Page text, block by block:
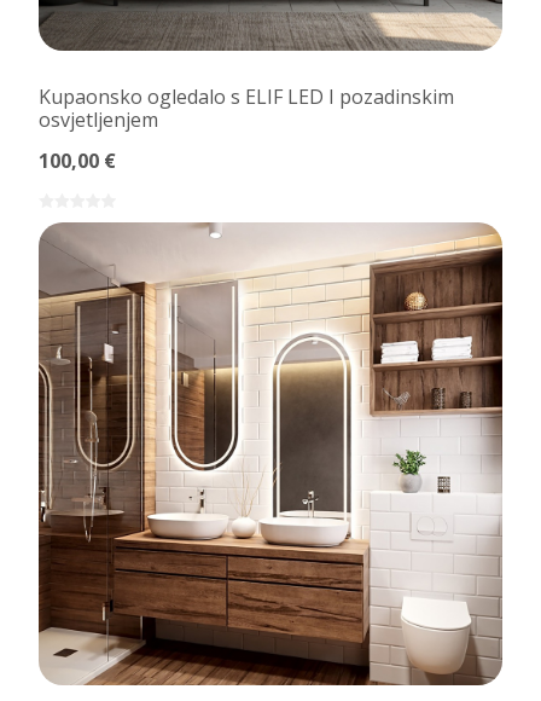
Kupaonsko ogledalo s ELIF LED I pozadinskim
osvjetljenjem
100,00 €